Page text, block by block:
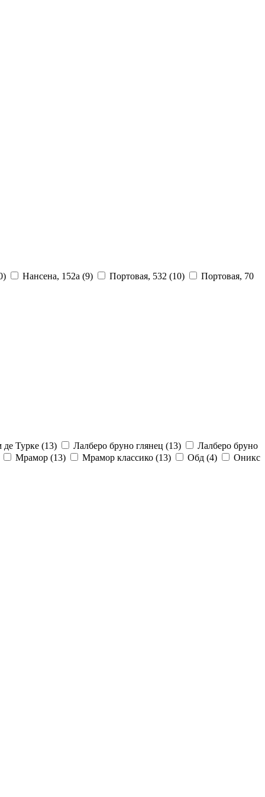
Нансена, 152а (9) Портовая, 532 (10)
Портовая, 70
де Турке (13) Лалберо бруно глянец (13)
Лалберо бруно
Мрамор (13) Мрамор классико (13) Обд (4)
Оникс